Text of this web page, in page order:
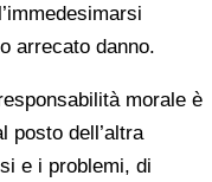
arrecato danno.
morale è
posto dell’altra
e i problemi, di